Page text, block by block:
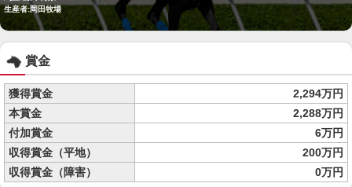
生産者:岡田牧場
賞金
獲得賞金
2,294万円
本賞金
2,288万円
付加賞金
6万円
収得賞金（平地）
200万円
収得賞金（障害）
0万円